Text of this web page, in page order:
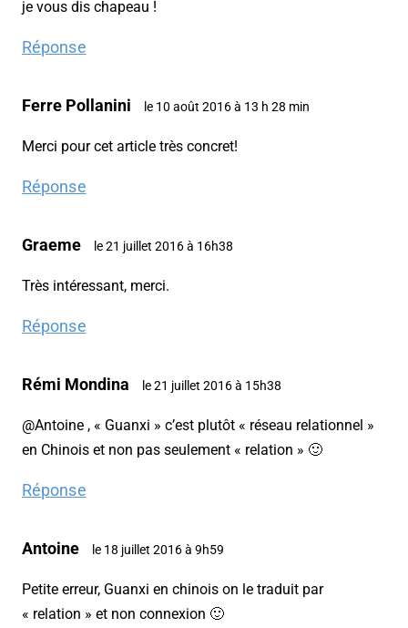
je vous dis chapeau !
Réponse
Ferre Pollanini le 10 août 2016 à 13 h 28 min
Merci pour cet article très concret!
Réponse
Graeme le 21 juillet 2016 à 16h38
Très intéressant, merci.
Réponse
Rémi Mondina le 21 juillet 2016 à 15h38
@Antoine , « Guanxi » c’est plutôt « réseau relationnel »
en Chinois et non pas seulement « relation » 🙂
Réponse
Antoine le 18 juillet 2016 à 9h59
Petite erreur, Guanxi en chinois on le traduit par
« relation » et non connexion 🙂